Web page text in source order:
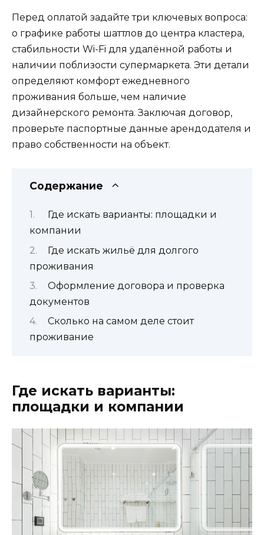
Перед оплатой задайте три ключевых вопроса:
о графике работы шаттлов до центра кластера,
стабильности Wi-Fi для удалённой работы и
наличии поблизости супермаркета. Эти детали
определяют комфорт ежедневного
проживания больше, чем наличие
дизайнерского ремонта. Заключая договор,
проверьте паспортные данные арендодателя и
право собственности на объект.
Содержание
Где искать варианты: площадки и
компании
Где искать жильё для долгого
проживания
Оформление договора и проверка
документов
Сколько на самом деле стоит
проживание
Где искать варианты:
площадки и компании